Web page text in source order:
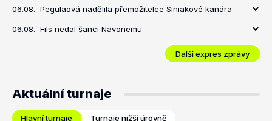
06.08. Pegulaová nadělila přemožitelce Siniakové kanára
06.08. Fils nedal šanci Navonemu
Další expres zprávy
Aktuální turnaje
Hlavní turnaje Turnaje nižší úrovně